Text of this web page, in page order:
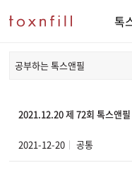
톡
공부하는 톡스앤필
2021.12.20 제 72회 톡스앤
2021-12-20 공통